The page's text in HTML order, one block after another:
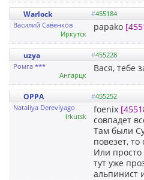
Warlock #455184
Василий Савенков
Иркутск
papako
uzya #455228
Ромга ***
Ангарцк
Вася, тебе
OPPA #455252
Nataliya Dereviyago
Irkutsk
foenix
совпадет
Там были
повезет,
Или просто
тут уже
альпинист